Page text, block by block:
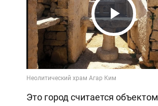
Play
Video
Это город считается объектом